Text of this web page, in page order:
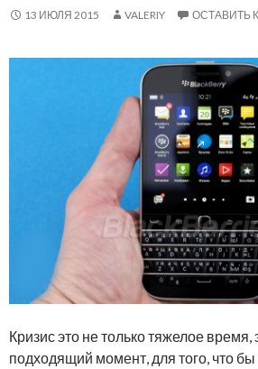
13 ИЮЛЯ 2015 VALERIY ОСТАВИТЬ
Кризис это не только тяжелое время,
подходящий момент, для того, что